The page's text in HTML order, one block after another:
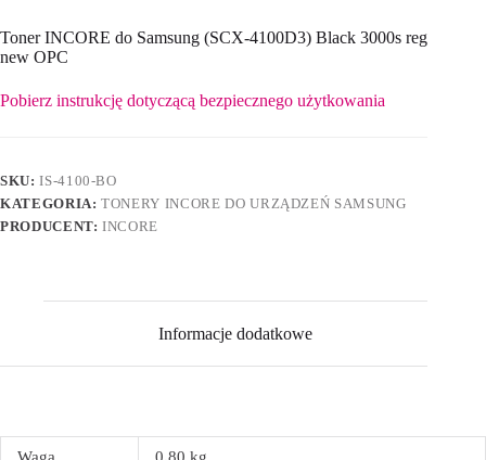
Toner INCORE do Samsung (SCX-4100D3) Black 3000s reg
new OPC
Pobierz instrukcję dotyczącą bezpiecznego użytkowania
SKU:IS-4100-BO
KATEGORIA:TONERY INCORE DO URZĄDZEŃ SAMSUNG
PRODUCENT:INCORE
Informacje dodatkowe